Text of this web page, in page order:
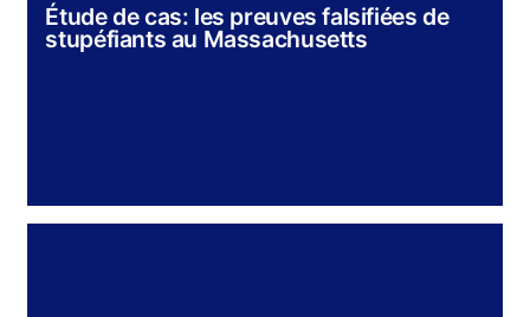
Étude de cas: les preuves falsifiées de
stupéfiants au Massachusetts